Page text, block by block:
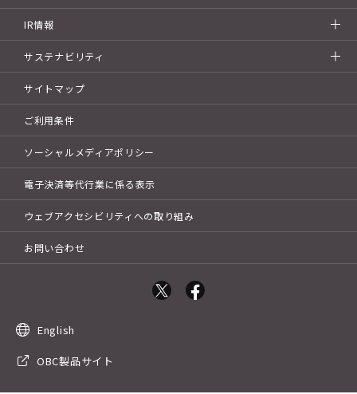
IR情報
サステナビリティ
サイトマップ
ご利用条件
ソーシャルメディアポリシー
電子決済等代行業に係る表示
ウェブアクセシビリティへの取り組み
お問い合わせ
English
OBC製品サイト